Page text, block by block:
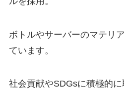
ボトルやサーバーのマテリ
ています。
社会貢献やSDGsに積極的